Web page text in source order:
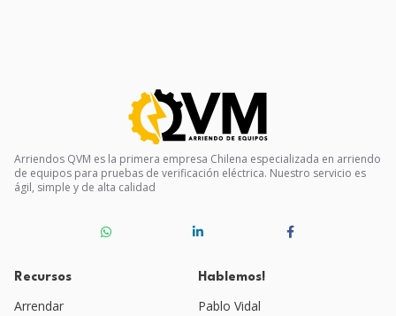
Arriendos QVM es la primera empresa Chilena especializada en arriendo
de equipos para pruebas de verificación eléctrica. Nuestro servicio es
ágil, simple y de alta calidad
Recursos
Arrendar
Hablemos!
Pablo Vidal